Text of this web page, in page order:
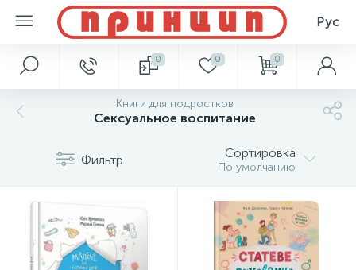
Рус
0 0 0
Книги для подростков
Сексуальное воспитание
Фильтр Сортировка
По умолчанию